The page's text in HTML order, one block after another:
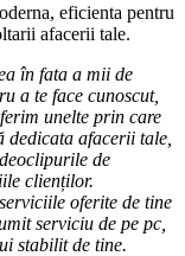
eficienta pentru
afacerii tale.
în fata a mii de
a te face cunoscut,
unelte prin care
afacerii tale,
de
clienților.
oferite de tine
serviciu de pe pc,
stabilit de tine.